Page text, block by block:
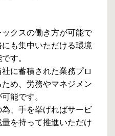
クスの働き方が可能で
も集中いただける環境
す。
に蓄積された業務プロ
め、労務やマネジメン
能です。
、手を挙げればサービ
を持って推進いただけ